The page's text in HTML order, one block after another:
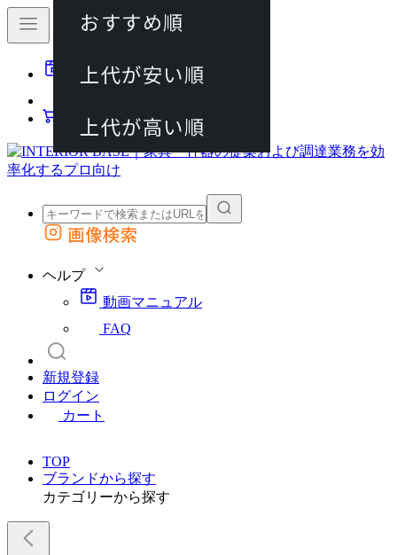
動画マニュアル
カート
外部サイトの商品をカートに追加
画像検索
ヘルプ
動画マニュアル
FAQ
新規登録
ログイン
カート
TOP
ブランドから探す
カテゴリーから探す
おすすめ順
上代が安い順
上代が高い順